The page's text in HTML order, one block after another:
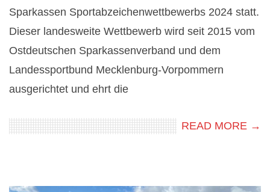
Sparkassen Sportabzeichenwettbewerbs 2024 statt.
Dieser landesweite Wettbewerb wird seit 2015 vom
Ostdeutschen Sparkassenverband und dem
Landessportbund Mecklenburg-Vorpommern
ausgerichtet und ehrt die
READ MORE →